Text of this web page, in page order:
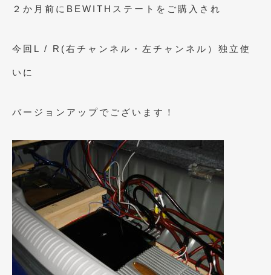
2021年4月 (1)
2020年12月 (2)
2020年11月(2)
2020年10月 (1)
2020年9月(3)
2020年8月(4)
2020年7月 (3)
2020年6月(2)
２か月前にBEWITHステートをご購入され
今回L / R(右チャンネル・左チャンネル）独立使
いに
バージョンアップでございます！